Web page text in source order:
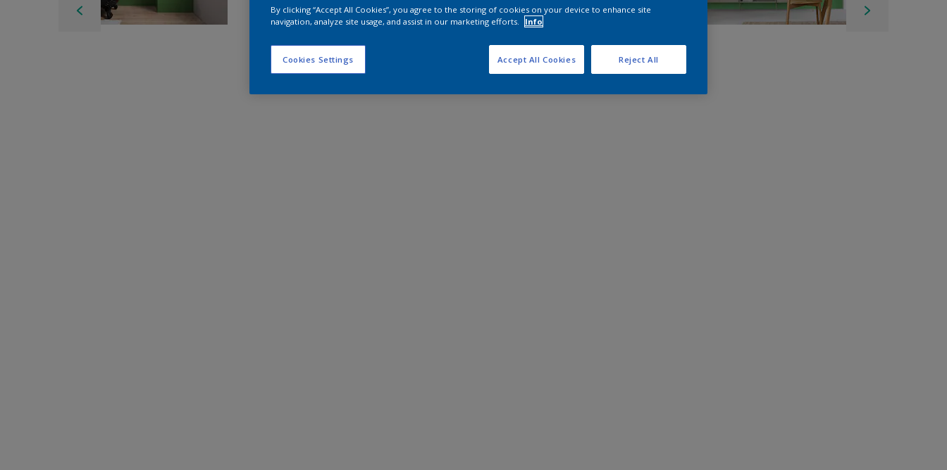
By clicking “Accept All Cookies”, you agree to the storing of cookies on your device to enhance site
navigation, analyze site usage, and assist in our marketing efforts.
Info
Cookies Settings Reject All
Accept All Cookies